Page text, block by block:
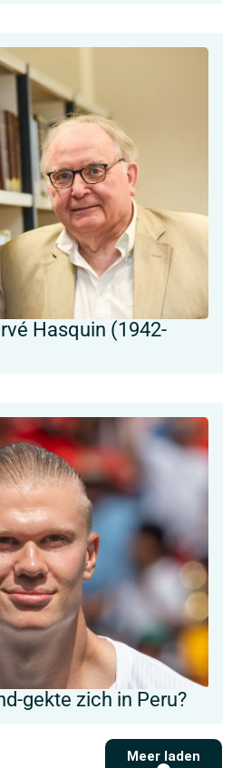
Hasquin (1942-
gekte zich in Peru?
Meer laden